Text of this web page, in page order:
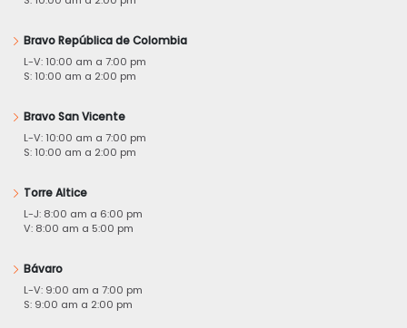
Bravo República de Colombia
L-V: 10:00 am a 7:00 pm
S: 10:00 am a 2:00 pm
Bravo San Vicente
L-V: 10:00 am a 7:00 pm
S: 10:00 am a 2:00 pm
Torre Altice
L-J: 8:00 am a 6:00 pm
V: 8:00 am a 5:00 pm
Bávaro
L-V: 9:00 am a 7:00 pm
S: 9:00 am a 2:00 pm